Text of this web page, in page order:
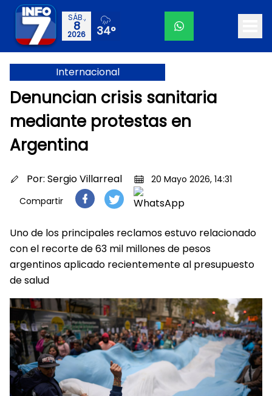
SÁB.,
8
2026 34°
Internacional
Denuncian crisis sanitaria
mediante protestas en
Argentina
Por: Sergio Villarreal
20 Mayo 2026, 14:31
Compartir
Uno de los principales reclamos estuvo relacionado
con el recorte de 63 mil millones de pesos
argentinos aplicado recientemente al presupuesto
de salud